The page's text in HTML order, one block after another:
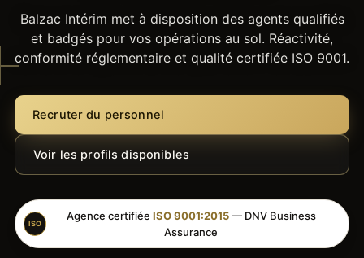
Balzac Intérim met à disposition des agents qualifiés
et badgés pour vos opérations au sol. Réactivité,
conformité réglementaire et qualité certifiée ISO 9001.
Recruter du personnel
Voir les profils disponibles
ISO
Agence certifiée ISO 9001:2015— DNV Business
Assurance